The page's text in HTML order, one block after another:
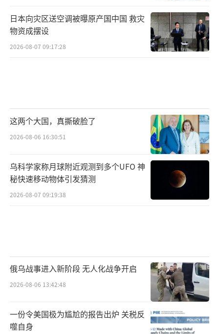
日本向灾区送空调被曝原产国中国 救灾
物资成摆设
2026-08-07 09:17:28
这两个大国，真撕破脸了
2026-08-06 16:30:51
乌科学家称月球附近观测到多个UFO 神
秘快速移动物体引发猜测
2026-08-07 09:19:38
俄乌战事进入新阶段 无人化战争开启
2026-08-06 13:42:48
一份令美国极为尴尬的报告出炉 关税反
噬自身